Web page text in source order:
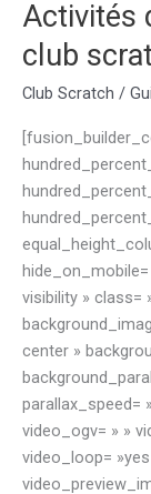
Activités
club
Club Scratch /
visibility » class=
center »
parallax_speed=
video_ogv= » »
video_loop=